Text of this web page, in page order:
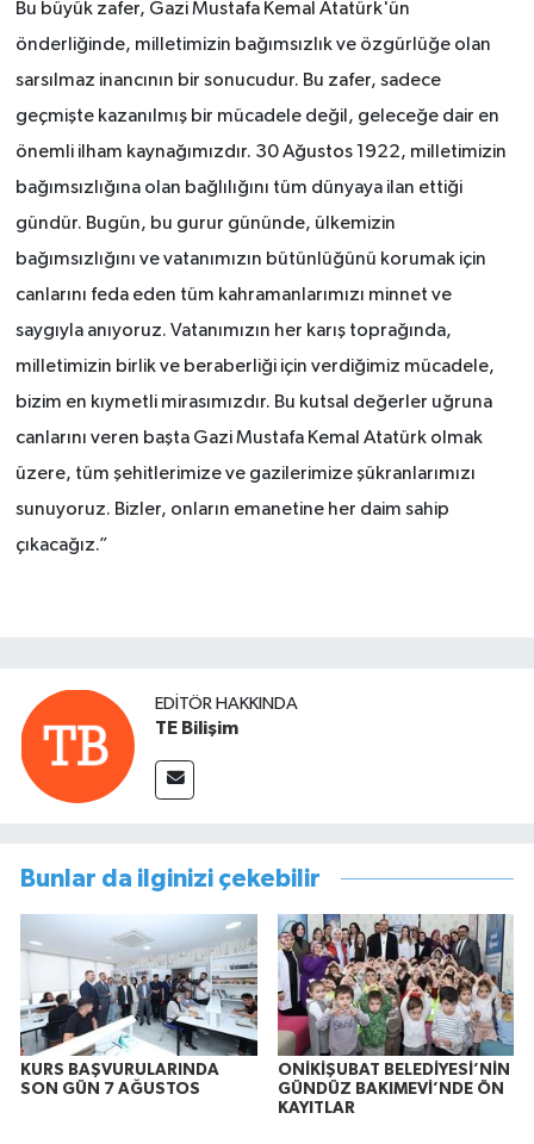
Bu büyük zafer, Gazi Mustafa Kemal Atatürk'ün
önderliğinde, milletimizin bağımsızlık ve özgürlüğe olan
sarsılmaz inancının bir sonucudur. Bu zafer, sadece
geçmişte kazanılmış bir mücadele değil, geleceğe dair en
önemli ilham kaynağımızdır. 30 Ağustos 1922, milletimizin
bağımsızlığına olan bağlılığını tüm dünyaya ilan ettiği
gündür. Bugün, bu gurur gününde, ülkemizin
bağımsızlığını ve vatanımızın bütünlüğünü korumak için
canlarını feda eden tüm kahramanlarımızı minnet ve
saygıyla anıyoruz. Vatanımızın her karış toprağında,
milletimizin birlik ve beraberliği için verdiğimiz mücadele,
bizim en kıymetli mirasımızdır. Bu kutsal değerler uğruna
canlarını veren başta Gazi Mustafa Kemal Atatürk olmak
üzere, tüm şehitlerimize ve gazilerimize şükranlarımızı
sunuyoruz. Bizler, onların emanetine her daim sahip
çıkacağız.”
EDITÖR HAKKINDA
TE Bilişim
Bunlar da ilginizi çekebilir
KURS BAŞVURULARINDA
SON GÜN 7 AĞUSTOS
ONİKİŞUBAT BELEDİYESİ’NİN
GÜNDÜZ BAKIMEVİ’NDE ÖN
KAYITLAR